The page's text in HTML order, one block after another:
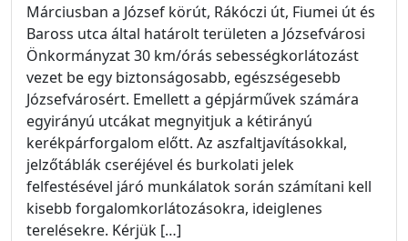
Márciusban a József körút, Rákóczi út, Fiumei út és
Baross utca által határolt területen a Józsefvárosi
Önkormányzat 30 km/órás sebességkorlátozást
vezet be egy biztonságosabb, egészségesebb
Józsefvárosért. Emellett a gépjárművek számára
egyirányú utcákat megnyitjuk a kétirányú
kerékpárforgalom előtt. Az aszfaltjavításokkal,
jelzőtáblák cseréjével és burkolati jelek
felfestésével járó munkálatok során számítani kell
kisebb forgalomkorlátozásokra, ideiglenes
terelésekre. Kérjük […]